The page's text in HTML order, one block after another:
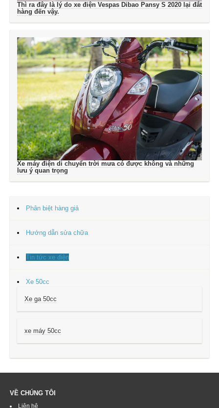
Thì ra đây là lý do xe điện Vespas Dibao Pansy S 2020 lại đắt
hàng đến vậy.
Xe máy điện di chuyển trời mưa có được không và những
lưu ý quan trọng
Phân biệt hàng giả
Hướng dẫn sửa chữa
Tin tức xe điện
Xe 50cc
Xe ga 50cc
xe máy 50cc
VỀ CHÚNG TÔI
Liên hệ